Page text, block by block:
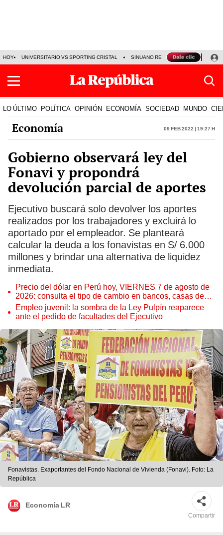
HOY UNIVERSITARIO VS SPORTING CRISTAL SINUANO RESULTADOS HOY
LO ÚLTIMO POLÍTICA OPINIÓN ECONOMÍA SOCIEDAD MUNDO
Economía 09 Feb 2022 | 19:27 h
Gobierno observará ley del
Fonavi y propondrá
devolución parcial de aportes
Ejecutivo buscará solo devolver los aportes
realizados por los trabajadores y excluirá lo
aportado por el empleador. Se planteará
calcular la deuda a los fonavistas en S/ 6.000
millones y brindar una alternativa de liquidez
inmediata.
Precio del dólar en Perú hoy, VIERNES 7 de agosto de
2026: consulta el tipo de cambio en bancos, casas de
cambio y plataformas digitales
Empleo juvenil: la sombra de la Ley Pulpín reaparece
ante el pedido de facultades del Ejecutivo
Fonavistas. Exaportantes del Fondo Nacional de Vivienda (Fonavi). Foto: La
República
Economía LR
Compartir